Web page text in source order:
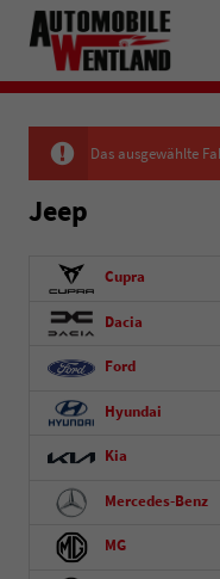
Das ausgewählte
Jeep
Cupra
Dacia
Ford
Hyundai
Kia
Mercedes-Benz
MG